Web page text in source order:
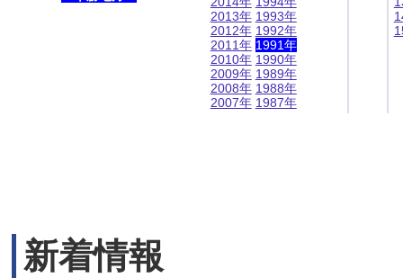
2013年
2012年
2011年
2010年
2009年
2008年
2007年
1993年
1992年
1991年
1990年
1989年
1988年
1987年
新着情報